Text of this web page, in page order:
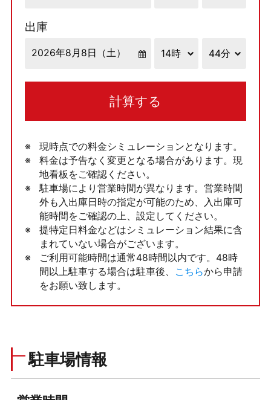
出庫
計算する
現時点での料金シミュレーションとなります。
料金は予告なく変更となる場合があります。現
地看板をご確認ください。
駐車場により営業時間が異なります。営業時間
外も入出庫日時の指定が可能のため、入出庫可
能時間をご確認の上、設定してください。
提特定日料金などはシミュレーション結果に含
まれていない場合がございます。
ご利用可能時間は通常48時間以内です。48時
間以上駐車する場合は駐車後、
こちらから申請
をお願い致します。
駐車場情報